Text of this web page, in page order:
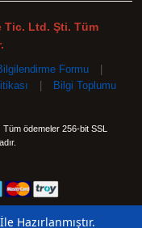
Tic. Ltd. Şti. Tüm
Formu
Bilgi Toplumu
ödemeler 256-bit SSL
İle Hazırlanmıştır.